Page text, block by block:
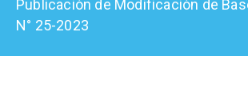
Prensa
Publicación de Modificación de
N° 25-2023